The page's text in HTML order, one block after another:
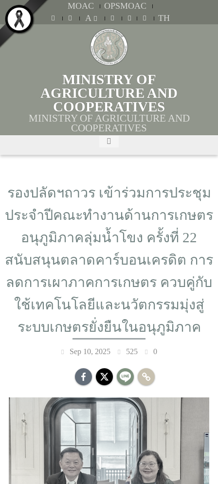
MOAC
OPSMOAC
A
TH
MINISTRY OF
AGRICULTURE AND
COOPERATIVES
MINISTRY OF AGRICULTURE AND
COOPERATIVES
รองปลัดฯถาวร เข้าร่วมการประชุม
ประจำปีคณะทำงานด้านการเกษตร
อนุภูมิภาคลุ่มน้ำโขง ครั้งที่ 22
สนับสนุนตลาดคาร์บอนเครดิต การ
ลดการเผาภาคการเกษตร ควบคู่กับ
ใช้เทคโนโลยีและนวัตกรรมมุ่งสู่
ระบบเกษตรยั่งยืนในอนุภูมิภาค
Sep 10, 2025 525 0